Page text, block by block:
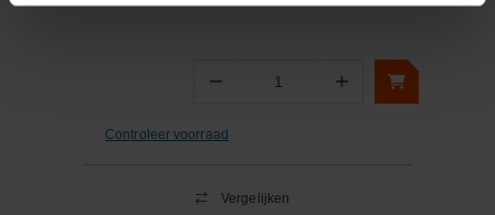
− Aantal +
Controleer voorraad
Vergelijken